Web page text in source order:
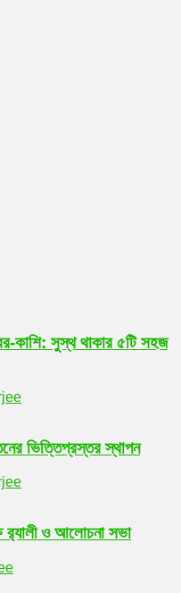
কাশি: সুস্থ থাকার ৫টি সহজ
ভিত্তিপ্রস্তর স্থাপন
র‌্যালী ও আলোচনা সভা